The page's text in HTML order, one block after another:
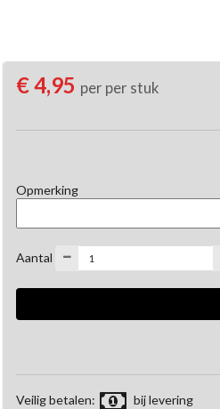
€ 4,95 per per stuk
Opmerking
Aantal
Veilig betalen: bij levering